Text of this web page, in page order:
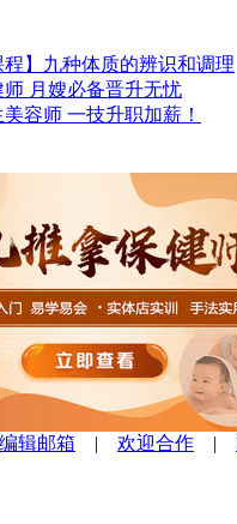
程】九种体质的辨识和调理
月嫂必备晋升无忧
容师 一技升职加薪！
编辑邮箱 | 欢迎合作 |